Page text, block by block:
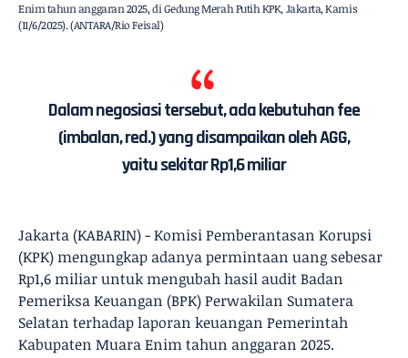
Enim tahun anggaran 2025, di Gedung Merah Putih KPK, Jakarta, Kamis
(11/6/2025). (ANTARA/Rio Feisal)
Dalam negosiasi tersebut, ada kebutuhan fee
(imbalan, red.) yang disampaikan oleh AGG,
yaitu sekitar Rp1,6 miliar
Jakarta (KABARIN) - Komisi Pemberantasan Korupsi
(KPK) mengungkap adanya permintaan uang sebesar
Rp1,6 miliar untuk mengubah hasil audit Badan
Pemeriksa Keuangan (BPK) Perwakilan Sumatera
Selatan terhadap laporan keuangan Pemerintah
Kabupaten Muara Enim tahun anggaran 2025.